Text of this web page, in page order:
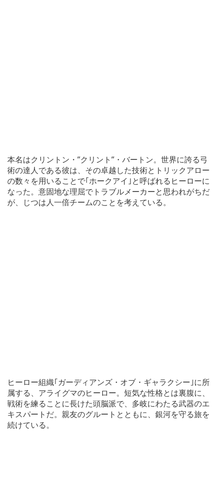
本名はクリントン・”クリント”・バートン。世界に誇る弓
術の達人である彼は、その卓越した技術とトリックアロー
の数々を用いることで｢ホークアイ｣と呼ばれるヒーローに
なった。意固地な理屈でトラブルメーカーと思われがちだ
が、じつは人一倍チームのことを考えている。
ヒーロー組織｢ガーディアンズ・オブ・ギャラクシー｣に所
属する、アライグマのヒーロー。短気な性格とは裏腹に、
戦術を練ることに長けた頭脳派で、多岐にわたる武器のエ
キスパートだ。親友のグルートとともに、銀河を守る旅を
続けている。